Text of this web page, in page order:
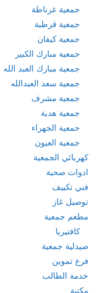
جمعية غرناطة
جمعية قرطبة
جمعية كيفان
جمعية مبارك الكبير
جمعية مبارك العبد الله
جمعية سعد العبدالله
جمعية مشرف
جمعية هدية
حمعية الجهراء
جمعية العيون
كهربائي الجمعية
ادوات صحية
فني تكييف
توصيل غاز
مطعم جمعية
كافتيريا
صيدلية جمعية
فرع تموين
خدمة الطالب
مكتبة